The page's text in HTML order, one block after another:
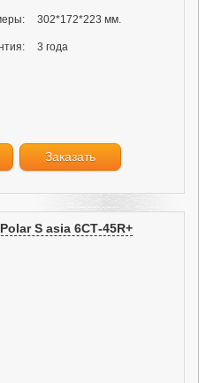
302*172*223 мм.
3 года
Заказать
S asia 6СТ-45R+